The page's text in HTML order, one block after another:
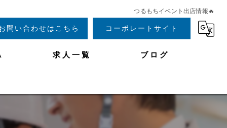
つるもちイベント出店情報🔥
問い合わせはこちら コーポレートサイト
求人一覧 ブログ